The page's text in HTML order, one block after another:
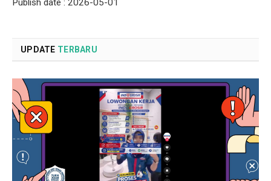
Publish date : 2026-05-01
UPDATE TERBARU